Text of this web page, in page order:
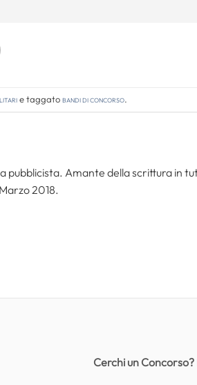
e taggatobandi di concorso.
pubblicista. Amante della scrittura in
2018.
Cerchi un